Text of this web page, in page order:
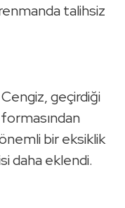
ta­lih­siz
Cen­giz, ge­çir­di­ği
bir ek­sik­lik
daha ek­len­di.